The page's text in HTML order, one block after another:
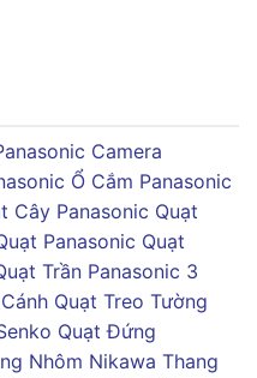
Camera
Ổ Cắm Panasonic
Cây Panasonic Quạt
Panasonic Quạt
Trần Panasonic 3
Quạt Treo Tường
Quạt Đứng
Nhôm Nikawa Thang